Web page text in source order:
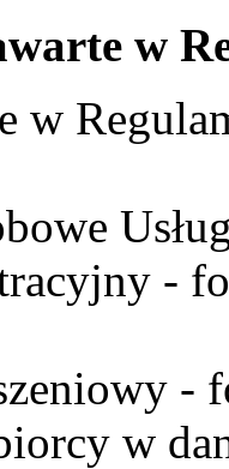
w
w
-
-
w